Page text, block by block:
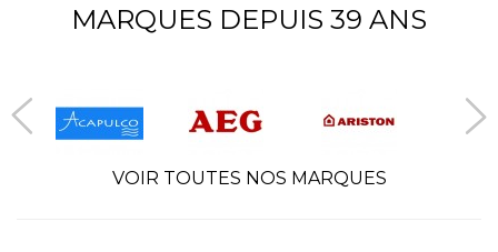
MARQUES DEPUIS 39 ANS
VOIR TOUTES NOS MARQUES